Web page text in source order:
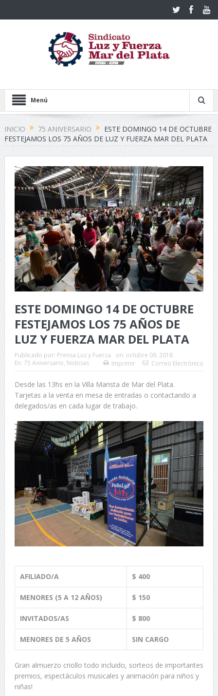
Menú
INICIO 75 ANIVERSARIO
ESTE DOMINGO 14 DE OCTUBRE
FESTEJAMOS LOS 75 AÑOS DE LUZ Y FUERZA MAR DEL PLATA
ESTE DOMINGO 14 DE OCTUBRE
FESTEJAMOS LOS 75 AÑOS DE
LUZ Y FUERZA MAR DEL PLATA
Publicado por: Prensa Luz y Fuerza on: octubre 09, 2018
En: 75 Aniversario, Noticias Imprimir Correo Electrónico
Desde las 13hs en la Villa Marista de Mar del Plata.
Tarjetas a la venta en mesa de entradas o contactando a
delegados/as en cada lugar de trabajo.
AFILIADO/A $ 400
MENORES (5 A 12 AÑOS) $ 150
INVITADOS/AS $ 800
MENORES DE 5 AÑOS SIN CARGO
Gran almuerzo criollo todo incluido, sorteos de importantes
premios, espectáculos musicales y animación para niños y
niñas!